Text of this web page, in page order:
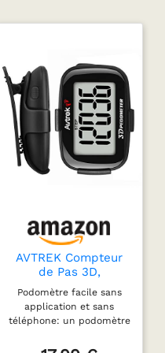
AVTREK Compteur
de Pas 3D,
Podomètre avec
Temps et
Rétroéclairage LED
Podomètre facile sans
application et sans
téléphone: un podomètre
conviviale, aucun